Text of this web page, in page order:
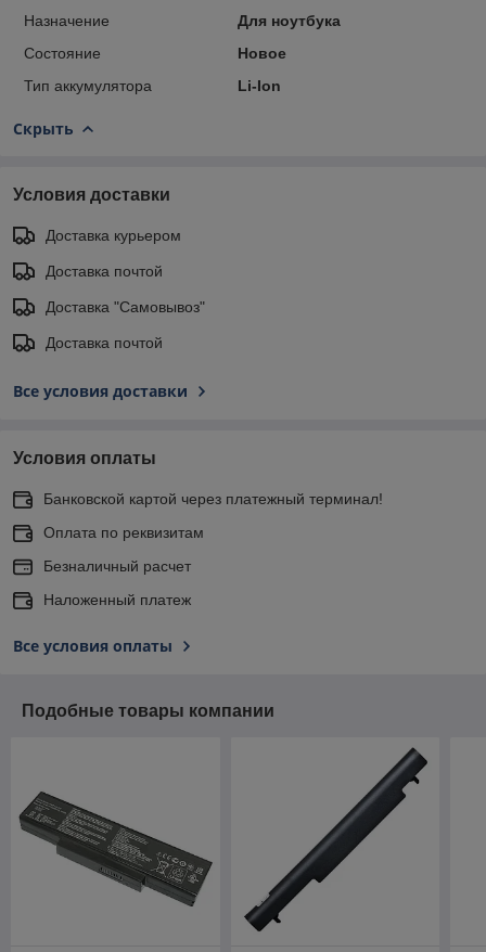
Назначение
Для ноутбука
Состояние
Новое
Тип аккумулятора
Li-Ion
Скрыть
Условия доставки
Доставка курьером
Доставка почтой
Доставка "Самовывоз"
Доставка почтой
Все условия доставки
Условия оплаты
Банковской картой через платежный терминал!
Оплата по реквизитам
Безналичный расчет
Наложенный платеж
Все условия оплаты
Подобные товары компании